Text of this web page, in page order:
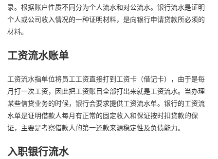
录。根据账户性质不同分为个人流水和对公流水。银行流水是证明
个人或公司收入情况的一种证明材料，是向银行申请贷款所必须的
材料。
工资流水账单
工资流水指单位将员工工资直接打到工资卡（借记卡），由于是每
月打一次工资，因此把工资账目全部打出来就是工资流水。当办理
某些信贷业务的时候，银行会要求提供工资流水单。银行的工资流
水单是证明借款人每月有正常的固定收入和保证按时扣贷款的保
证，主要是考察借款人的第一还款来源稳定性及负债能力。
入职银行流水